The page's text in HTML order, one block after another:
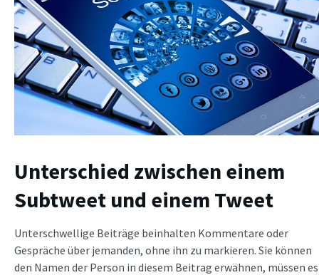
Unterschied zwischen einem
Subtweet und einem Tweet
Unterschwellige Beiträge beinhalten Kommentare oder
Gespräche über jemanden, ohne ihn zu markieren. Sie können
den Namen der Person in diesem Beitrag erwähnen, müssen es